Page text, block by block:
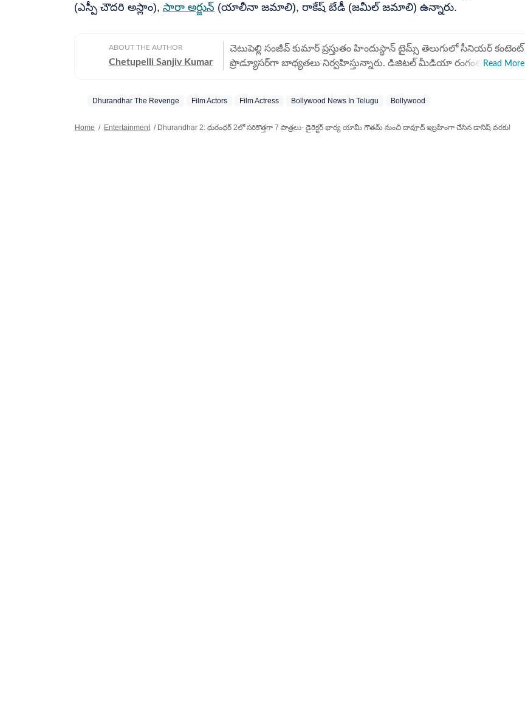
(ఎస్పీ చౌదరి అస్లాం), సారా అర్జున్ (యాలీనా జమాలి), రాకేష్ బేడీ (జమీల్ జమాలి) ఉన్నారు.
ABOUT THE AUTHOR
Chetupelli Sanjiv Kumar
చెటుపెల్లి సంజీవ్ కుమార్ ప్రస్తుతం హిందుస్థాన్ టైమ్స్ తెలుగులో సీనియర్ కంటెంట్
ప్రొడ్యూసర్‌గా బాధ్యతలు నిర్వహిస్తున్నారు. డిజిటల్ మీడియా రంగంలో ఆయనకు 8
సమాచారాన్ని పాఠకులకు ప్రభావవంతంగా చేరవేయడంలో ఆయన ఎప్పుడూ
అభిరుచులకు అనుగుణంగా నాణ్యమైన కంటెంట్‌ను రూపొందించడంలో ఆయనది
Read More
Dhurandhar The Revenge Film Actors Film Actress Bollywood News In Telugu Bollywood
Home / Entertainment / Dhurandhar 2: ధురంధర్ 2లో సరికొత్తగా 7 పాత్రలు- డైరెక్టర్ భార్య యామీ గౌతమ్ నుంచి దావూద్ ఇబ్రహీంగా చేసిన డానిష్ వరకు!